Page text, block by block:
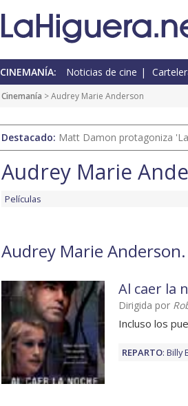
CINEMANÍA: Noticias de cine
Cinemanía > Audrey Marie Anderson
Destacado: Matt Damon protagoniza
Audrey Marie
Películas
Audrey Marie
Al caer la
Dirigida por
Incluso los
REPARTO: Billy